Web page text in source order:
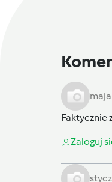
Faktycznie
Zaloguj